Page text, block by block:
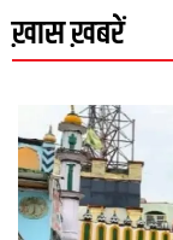
ख़ास ख़बरें